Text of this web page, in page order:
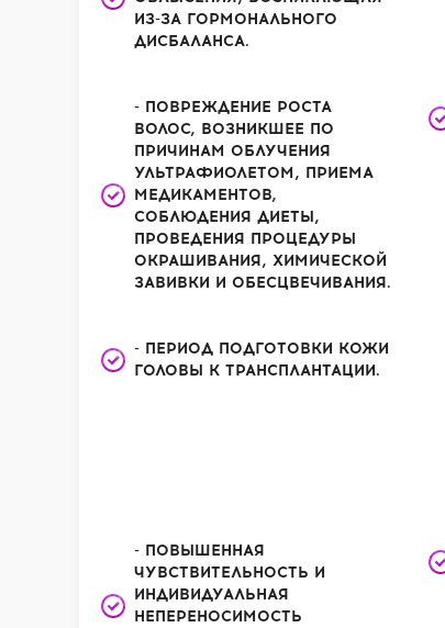
ИЗ-ЗА ГОРМОНАЛЬНОГО
ДИСБАЛАНСА.
- ПОВРЕЖДЕНИЕ РОСТА
ВОЛОС, ВОЗНИКШЕЕ ПО
ПРИЧИНАМ ОБЛУЧЕНИЯ
УЛЬТРАФИОЛЕТОМ, ПРИЕМА
МЕДИКАМЕНТОВ,
СОБЛЮДЕНИЯ ДИЕТЫ,
ПРОВЕДЕНИЯ ПРОЦЕДУРЫ
ОКРАШИВАНИЯ, ХИМИЧЕСКОЙ
ЗАВИВКИ И ОБЕСЦВЕЧИВАНИЯ.
- ПЕРИОД ПОДГОТОВКИ КОЖИ
ГОЛОВЫ К ТРАНСПЛАНТАЦИИ.
- ПОВЫШЕННАЯ
ЧУВСТВИТЕЛЬНОСТЬ И
ИНДИВИДУАЛЬНАЯ
НЕПЕРЕНОСИМОСТЬ